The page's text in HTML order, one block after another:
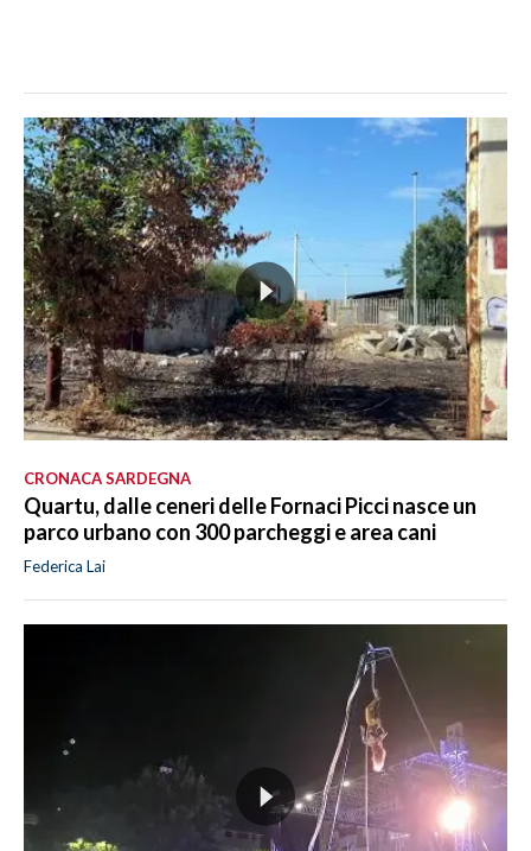
CRONACA SARDEGNA
Quartu, dalle ceneri delle Fornaci Picci nasce un
parco urbano con 300 parcheggi e area cani
Federica Lai